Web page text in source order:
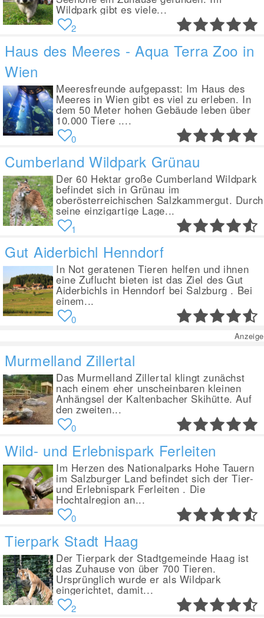
Wildpark gibt es viele...
2
Haus des Meeres - Aqua Terra Zoo in
Wien
Meeresfreunde aufgepasst: Im Haus des
Meeres in Wien gibt es viel zu erleben. In
dem 50 Meter hohen Gebäude leben über
10.000 Tiere ....
0
Cumberland Wildpark Grünau
Der 60 Hektar große Cumberland Wildpark
befindet sich in Grünau im
oberösterreichischen Salzkammergut. Durch
seine einzigartige Lage...
1
Gut Aiderbichl Henndorf
In Not geratenen Tieren helfen und ihnen
eine Zuflucht bieten ist das Ziel des Gut
Aiderbichls in Henndorf bei Salzburg . Bei
einem...
0
Anzeige
Murmelland Zillertal
Das Murmelland Zillertal klingt zunächst
nach einem eher unscheinbaren kleinen
Anhängsel der Kaltenbacher Skihütte. Auf
den zweiten...
0
Wild- und Erlebnispark Ferleiten
Im Herzen des Nationalparks Hohe Tauern
im Salzburger Land befindet sich der Tier-
und Erlebnispark Ferleiten . Die
Hochtalregion an...
0
Tierpark Stadt Haag
Der Tierpark der Stadtgemeinde Haag ist
das Zuhause von über 700 Tieren.
Ursprünglich wurde er als Wildpark
eingerichtet, damit...
2